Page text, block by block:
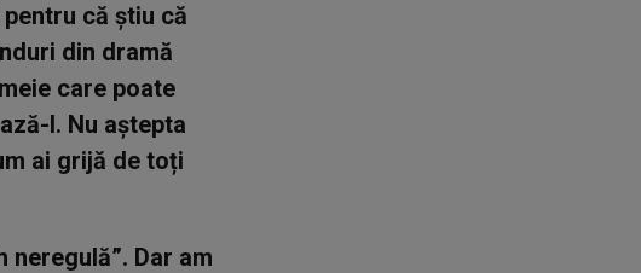
că știu că
din dramă
care poate
l. Nu aștepta
ai grijă de toți
neregulă”. Dar am